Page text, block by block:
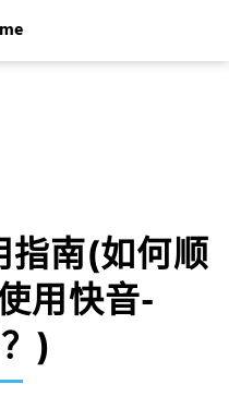
指南(如何顺
用快音-
)